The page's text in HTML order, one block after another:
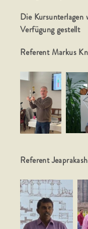
Die Kursunterlagen
Verfügung gestellt
Referent Markus
Referent